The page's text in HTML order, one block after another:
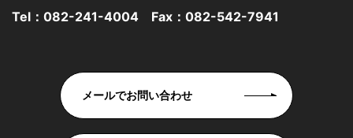
Tel： 082-241-4004 Fax：082-542-7941
メールでお問い合わせ